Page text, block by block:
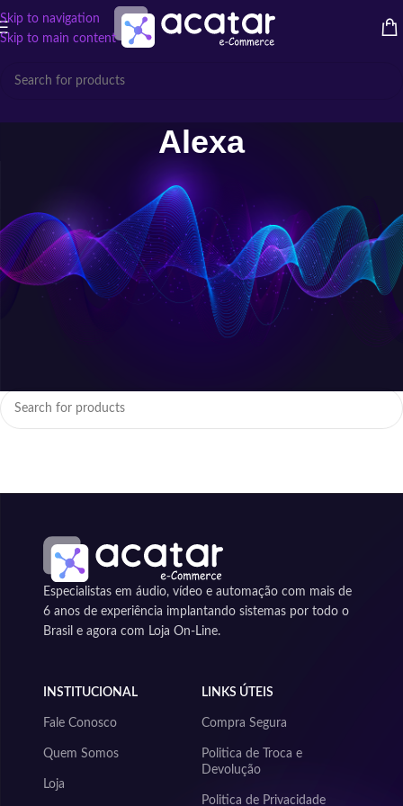
Skip to navigation
Skip to main content
Alexa
Alexa: Controle por Voz e Automação
ao Seu Alcance
Transforme sua casa com aAlexa. Soluções inteligentes para automação,
comandos por voz, integração com dispositivos e praticidade no dia a
Especialistas em áudio, vídeo e automação com mais de
6 anos de experiência implantando sistemas por todo o
Brasil e agora com Loja On-Line.
INSTITUCIONAL
Fale Conosco
Quem Somos
Loja
LINKS ÚTEIS
Compra Segura
Politica de Troca e
Devolução
Politica de Privacidade